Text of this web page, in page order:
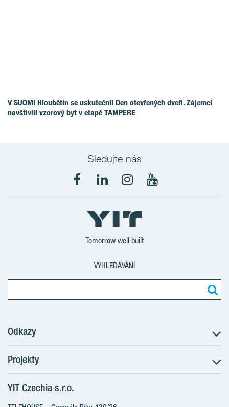
V SUOMI Hloubětín se uskutečnil Den otevřených dveří. Zájemci
navštívili vzorový byt v etapě TAMPERE
Sledujte nás
Tomorrow well built
VYHLEDÁVÁNÍ
Odkazy
Postup koupě
Klientské změny
Aktuality
Projekty
RANTA Barrandov III
RANTA Barrandov IV
YIT Czechia s.r.o.